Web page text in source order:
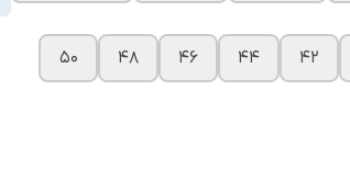
۴۲ ۴۴ ۴۶ ۴۸ ۵۰